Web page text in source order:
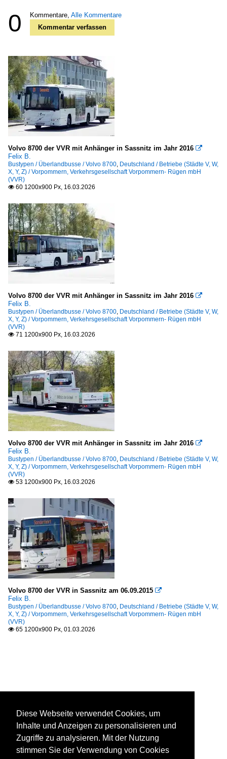
0 Kommentare, Alle Kommentare
Kommentar verfassen
Volvo 8700 der VVR mit Anhänger in Sassnitz im Jahr 2016 
Felix B.
Bustypen / Überlandbusse / Volvo 8700, Deutschland / Betriebe (Städte V, W,
X, Y, Z) / Vorpommern, Verkehrsgesellschaft Vorpommern- Rügen mbH
(VVR)
 60 1200x900 Px, 16.03.2026
Volvo 8700 der VVR mit Anhänger in Sassnitz im Jahr 2016 
Felix B.
Bustypen / Überlandbusse / Volvo 8700, Deutschland / Betriebe (Städte V, W,
X, Y, Z) / Vorpommern, Verkehrsgesellschaft Vorpommern- Rügen mbH
(VVR)
 71 1200x900 Px, 16.03.2026
Volvo 8700 der VVR mit Anhänger in Sassnitz im Jahr 2016 
Felix B.
Bustypen / Überlandbusse / Volvo 8700, Deutschland / Betriebe (Städte V, W,
X, Y, Z) / Vorpommern, Verkehrsgesellschaft Vorpommern- Rügen mbH
(VVR)
 53 1200x900 Px, 16.03.2026
Volvo 8700 der VVR in Sassnitz am 06.09.2015 
Felix B.
Bustypen / Überlandbusse / Volvo 8700, Deutschland / Betriebe (Städte V, W,
X, Y, Z) / Vorpommern, Verkehrsgesellschaft Vorpommern- Rügen mbH
(VVR)
 65 1200x900 Px, 01.03.2026
Diese Webseite verwendet Cookies, um
Inhalte und Anzeigen zu personalisieren und
Zugriffe zu analysieren. Mit der Nutzung
stimmen Sie der Verwendung von Cookies